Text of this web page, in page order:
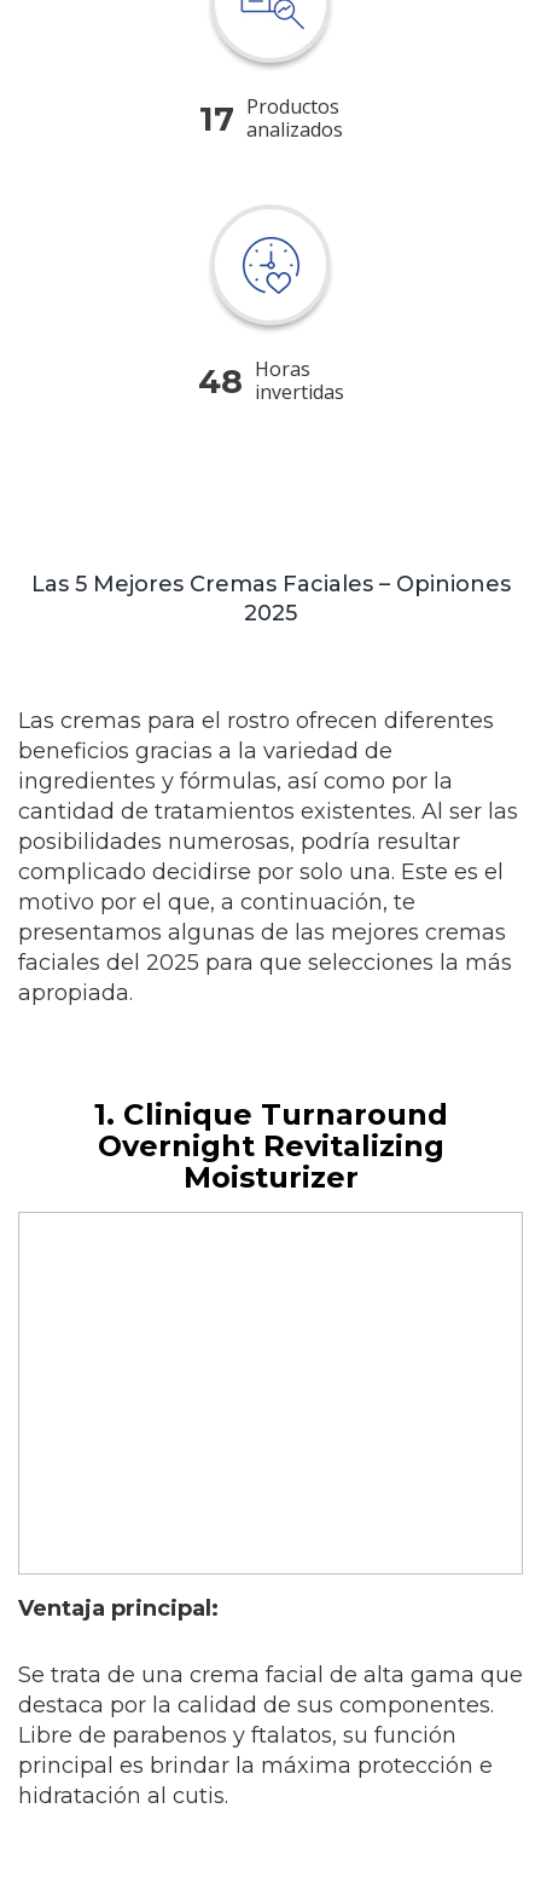
17 Productos
analizados
48 Horas
invertidas
Las 5 Mejores Cremas Faciales – Opiniones
2025
Las cremas para el rostro ofrecen diferentes
beneficios gracias a la variedad de
ingredientes y fórmulas, así como por la
cantidad de tratamientos existentes. Al ser las
posibilidades numerosas, podría resultar
complicado decidirse por solo una. Este es el
motivo por el que, a continuación, te
presentamos algunas de las mejores cremas
faciales del 2025 para que selecciones la más
apropiada.
1. Clinique Turnaround
Overnight Revitalizing
Moisturizer
Ventaja principal:
Se trata de una crema facial de alta gama que
destaca por la calidad de sus componentes.
Libre de parabenos y ftalatos, su función
principal es brindar la máxima protección e
hidratación al cutis.